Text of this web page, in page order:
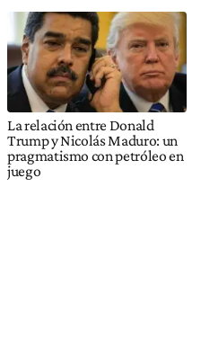
La relación entre Donald
Trump y Nicolás Maduro: un
pragmatismo con petróleo en
juego